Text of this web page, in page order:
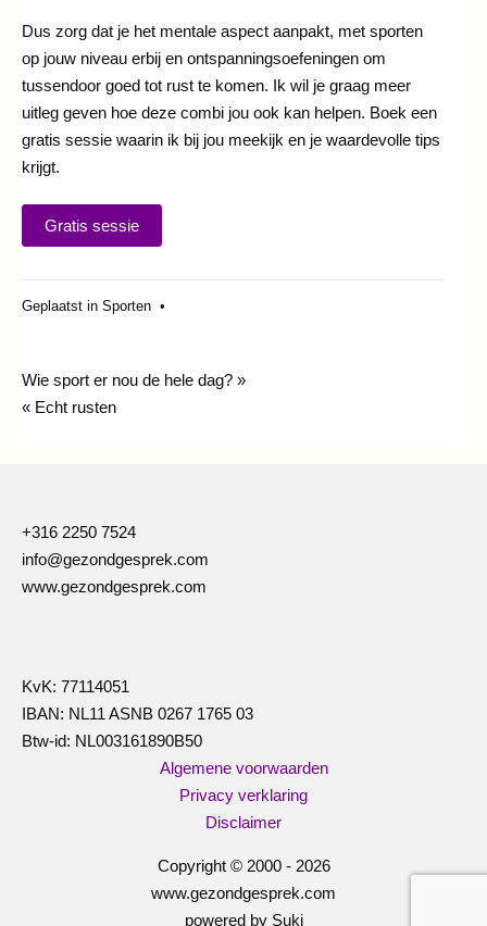
Dus zorg dat je het mentale aspect aanpakt, met sporten
op jouw niveau erbij en ontspanningsoefeningen om
tussendoor goed tot rust te komen. Ik wil je graag meer
uitleg geven hoe deze combi jou ook kan helpen. Boek een
gratis sessie waarin ik bij jou meekijk en je waardevolle tips
krijgt.
Gratis sessie
Geplaatst in Sporten •
Bericht
navigatie
Wie sport er nou de hele dag? »
« Echt rusten
+316 2250 7524
info@gezondgesprek.com
www.gezondgesprek.com
KvK: 77114051
IBAN: NL11 ASNB 0267 1765 03
Btw-id: NL003161890B50
Algemene voorwaarden
Privacy verklaring
Disclaimer
Copyright © 2000 - 2026
www.gezondgesprek.com
powered by Suki